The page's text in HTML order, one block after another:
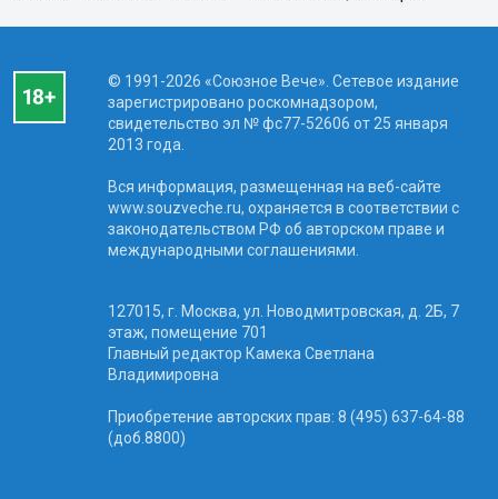
© 1991-2026 «Союзное Вече». Сетевое издание
зарегистрировано роскомнадзором,
свидетельство эл № фc77-52606 от 25 января
2013 года.
Вся информация, размещенная на веб-сайте
www.souzveche.ru, охраняется в соответствии с
законодательством РФ об авторском праве и
международными соглашениями.
127015, г. Москва, ул. Новодмитровская, д. 2Б, 7
этаж, помещение 701
Главный редактор Камека Светлана
Владимировна
Приобретение авторских прав: 8 (495) 637-64-88
(доб.8800)